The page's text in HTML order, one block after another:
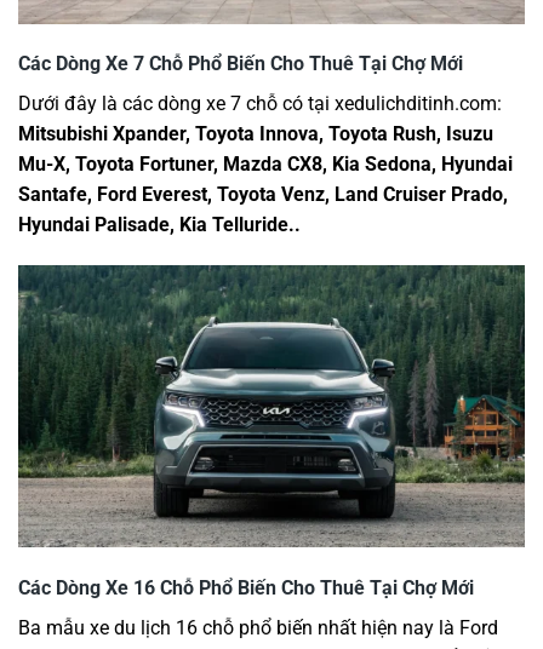
Các Dòng Xe 7 Chỗ Phổ Biến Cho Thuê Tại Chợ Mới
Dưới đây là các dòng xe 7 chỗ có tại xedulichditinh.com:
Mitsubishi Xpander, Toyota Innova, Toyota Rush, Isuzu
Mu-X, Toyota Fortuner, Mazda CX8, Kia Sedona, Hyundai
Santafe, Ford Everest, Toyota Venz, Land Cruiser Prado,
Hyundai Palisade, Kia Telluride..
Các Dòng Xe 16 Chỗ Phổ Biến Cho Thuê Tại Chợ Mới
Ba mẫu xe du lịch 16 chỗ phổ biến nhất hiện nay là Ford